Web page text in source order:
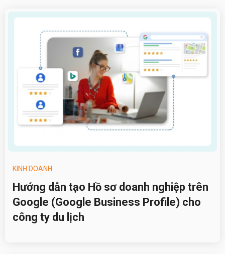
KINH DOANH
Hướng dẫn tạo Hồ sơ doanh nghiệp trên
Google (Google Business Profile) cho
công ty du lịch